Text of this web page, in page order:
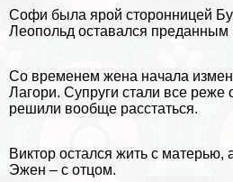
Софи была ярой сторонницей
Леопольд оставался преданным
Со временем жена начала
Лагори. Супруги стали все реже
решили вообще расстаться.
Виктор остался жить с матерью,
Эжен – с отцом.